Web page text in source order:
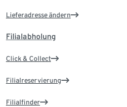
Lieferadresse ändern
Filialabholung
Click & Collect
Filialreservierung
Filialfinder